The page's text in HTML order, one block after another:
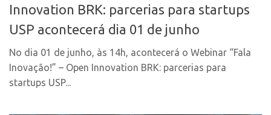
Inteligência Competitiva
Chamamento
EMBRAPIIs
CPEs
Conexão USP
Leis e Normas
Portal do Inventor
Innovation BRK: parcerias para startups
USP acontecerá dia 01 de junho
No dia 01 de junho, às 14h, acontecerá o Webinar “Fala
Inovação!” – Open Innovation BRK: parcerias para
startups USP...